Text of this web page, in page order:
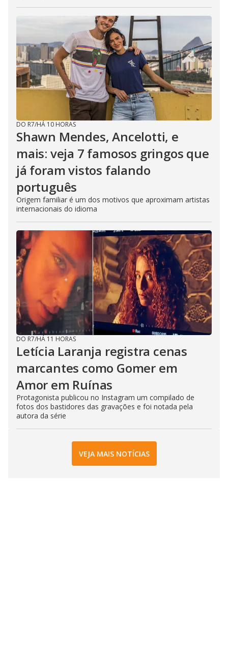
DO R7/HÁ 10 HORAS
Shawn Mendes, Ancelotti, e
mais: veja 7 famosos gringos que
já foram vistos falando
português
Origem familiar é um dos motivos que aproximam artistas
internacionais do idioma
DO R7/HÁ 11 HORAS
Letícia Laranja registra cenas
marcantes como Gomer em
Amor em Ruínas
Protagonista publicou no Instagram um compilado de
fotos dos bastidores das gravações e foi notada pela
autora da série
VEJA MAIS NOTÍCIAS